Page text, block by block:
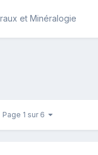
et Minéralogie
Page 1 sur 6